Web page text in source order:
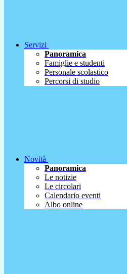
Servizi
Panoramica
Famiglie e studenti
Personale scolastico
Percorsi di studio
Novità
Panoramica
Le notizie
Le circolari
Calendario eventi
Albo online